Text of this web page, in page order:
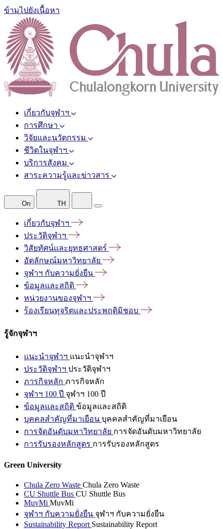
ข้ามไปยังเนื้อหา
เกี่ยวกับจุฬาฯ
การศึกษา
วิจัยและนวัตกรรม
ชีวิตในจุฬาฯ
บริการสังคม
สาระความรู้และข่าวสาร
On TH
เกี่ยวกับจุฬาฯ
ประวัติจุฬาฯ
วิสัยทัศน์และยุทธศาสตร์
อัตลักษณ์มหาวิทยาลัย
จุฬาฯ กับความยั่งยืน
ข้อมูลและสถิติ
หน่วยงานของจุฬาฯ
ร้องเรียนทุจริตและประพฤติมิชอบ
รู้จักจุฬาฯ
แนะนำจุฬาฯ แนะนำจุฬาฯ
ประวัติจุฬาฯ ประวัติจุฬาฯ
ภารกิจหลัก ภารกิจหลัก
จุฬาฯ 100 ปี จุฬาฯ 100 ปี
ข้อมูลและสถิติ ข้อมูลและสถิติ
บุคคลสำคัญที่มาเยือน บุคคลสำคัญที่มาเยือน
การจัดอันดับมหาวิทยาลัย การจัดอันดับมหาวิทยาลัย
การรับรองหลักสูตร การรับรองหลักสูตร
Green University
Chula Zero Waste Chula Zero Waste
CU Shuttle Bus CU Shuttle Bus
MuvMi MuvMi
จุฬาฯ กับความยั่งยืน จุฬาฯ กับความยั่งยืน
Sustainability Report Sustainability Report